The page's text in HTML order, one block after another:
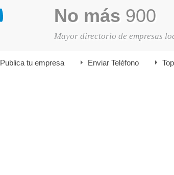
No más 900
Mayor directorio de empresas
Publica tu empresa Enviar Teléfono